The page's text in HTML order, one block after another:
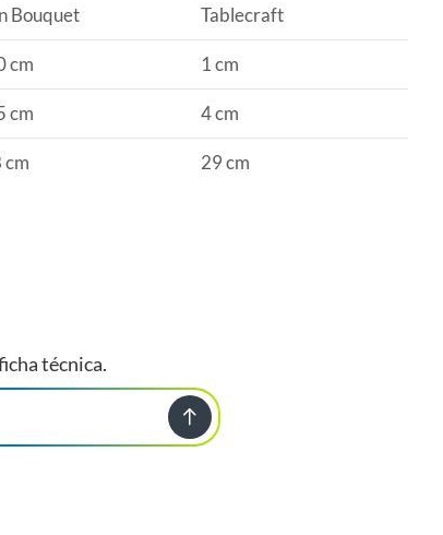
Bouquet Tablecraft
cm 1 cm
cm 4 cm
cm 29 cm
técnica.